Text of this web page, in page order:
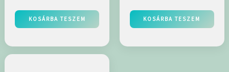
KOSÁRBA TESZEM KOSÁRBA TESZEM